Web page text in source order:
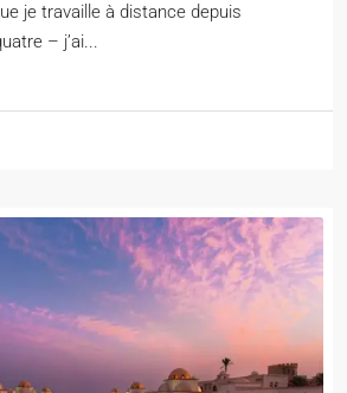
je travaille à distance depuis
– j’ai...